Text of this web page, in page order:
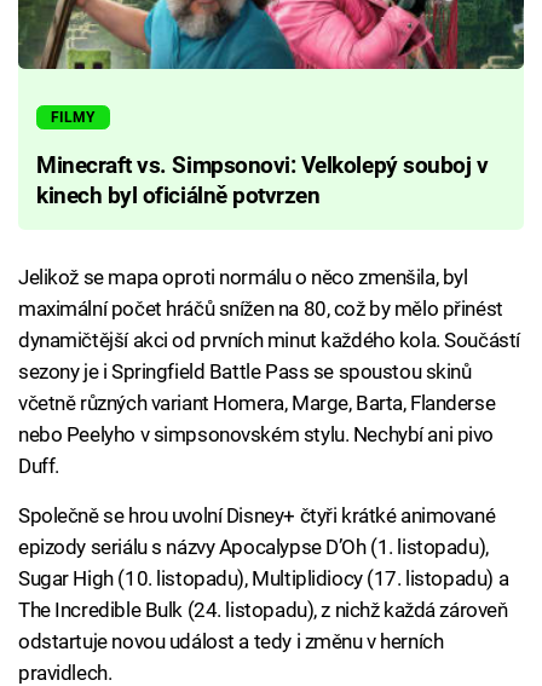
FILMY
Minecraft vs. Simpsonovi: Velkolepý souboj v
kinech byl oficiálně potvrzen
Jelikož se mapa oproti normálu o něco zmenšila, byl
maximální počet hráčů snížen na 80, což by mělo přinést
dynamičtější akci od prvních minut každého kola. Součástí
sezony je i Springfield Battle Pass se spoustou skinů
včetně různých variant Homera, Marge, Barta, Flanderse
nebo Peelyho v simpsonovském stylu. Nechybí ani pivo
Duff.
Společně se hrou uvolní Disney+ čtyři krátké animované
epizody seriálu s názvy Apocalypse D’Oh (1. listopadu),
Sugar High (10. listopadu), Multiplidiocy (17. listopadu) a
The Incredible Bulk (24. listopadu), z nichž každá zároveň
odstartuje novou událost a tedy i změnu v herních
pravidlech.